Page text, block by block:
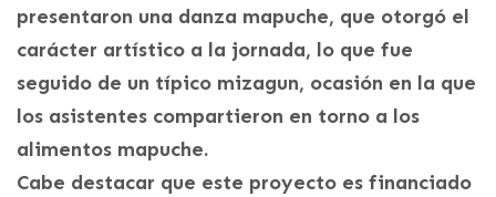
presentaron una danza mapuche, que otorgó el
carácter artístico a la jornada, lo que fue
seguido de un típico mizagun, ocasión en la que
los asistentes compartieron en torno a los
alimentos mapuche.
Cabe destacar que este proyecto es financiado